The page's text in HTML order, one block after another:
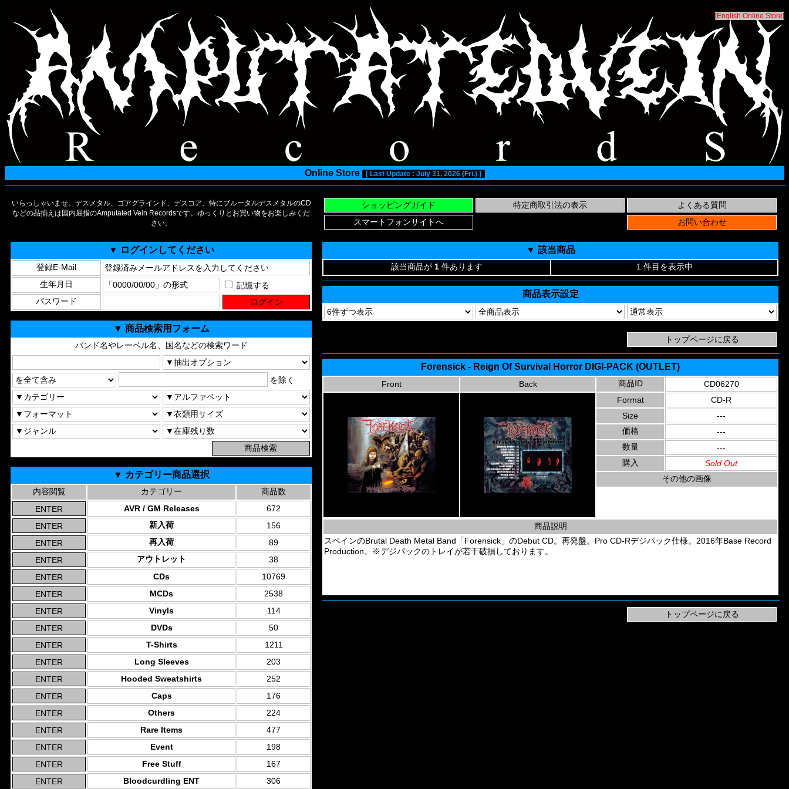
[English Online Store]
Online Store [ Last Update : July 31, 2026 (Fri.) ]
いらっしゃいませ。デスメタル、ゴアグラインド、デスコア、特にブルータルデスメタルのCD
などの品揃えは国内屈指のAmputated Vein Recordsです。ゆっくりとお買い物をお楽しみくだ
さい。
▼ ログインしてください
登録E-Mail
生年月日
記憶する
パスワード
▼ 商品検索用フォーム
バンド名やレーベル名、国名などの検索ワード
を除く
▼ カテゴリー商品選択
内容閲覧 カテゴリー
商品数
AVR / GM Releases
672
新入荷
156
再入荷
89
アウトレット
38
CDs
10769
MCDs
2538
Vinyls
114
DVDs
50
T-Shirts
1211
Long Sleeves
203
Hooded Sweatshirts
252
Caps
176
Others
224
Rare Items
477
Event
198
Free Stuff
167
Bloodcurdling ENT
306
▼ 該当商品
該当商品が 1 件あります 1 件目を表示中
商品表示設定
Forensick - Reign Of Survival Horror DIGI-PACK (OUTLET)
Front Back 商品ID
CD06270
Format
CD-R
Size
---
価格
---
数量
---
購入
Sold Out
その他の画像
商品説明
スペインのBrutal Death Metal Band「Forensick」のDebut CD。再発盤。Pro CD-Rデジパック仕様。2016年Base Record
Production。※デジパックのトレイが若干破損しております。